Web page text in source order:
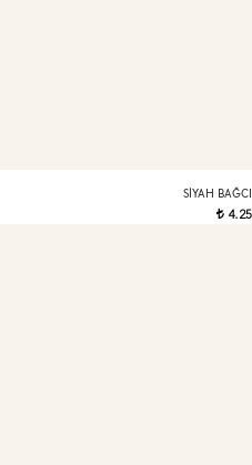
SIYAH
t